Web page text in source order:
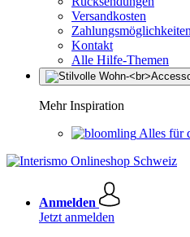
Versandkosten
Zahlungsmöglichkeiten
Kontakt
Alle Hilfe-Themen
Mehr Inspiration
Alles für
Anmelden
Jetzt anmelden